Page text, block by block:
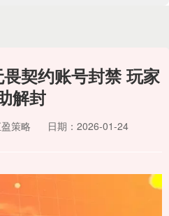
契约账号封禁 玩家
解封
策略
日期：2026-01-24